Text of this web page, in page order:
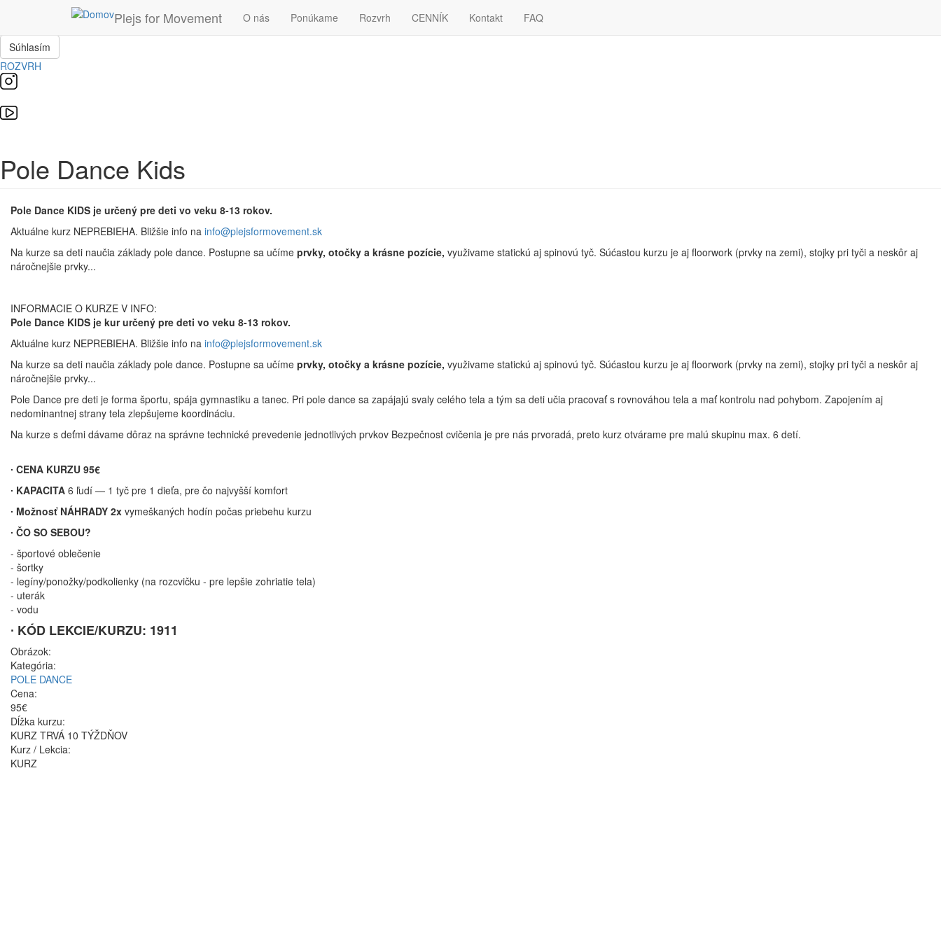
Skočiť na hlavný obsah
Táto stránka používa súbory cookie, ktoré nám pomôžu získať to najlepšie pri návšteve našich webových stránok. Ak súhlasíte, kliknite na tlačidlo "Súhlasím".
Súhlasím
ROZVRH
Plejs for Movement O nás Ponúkame Rozvrh CENNÍK Kontakt FAQ
Pole Dance Kids
Pole Dance KIDS je určený pre deti vo veku 8-13 rokov.
Aktuálne kurz NEPREBIEHA. Bližšie info na info@plejsformovement.sk
Na kurze sa deti naučia základy pole dance. Postupne sa učíme prvky, otočky a krásne pozície, využivame statickú aj spinovú tyč. Súćastou kurzu je aj floorwork (prvky na zemi), stojky pri tyči a neskôr aj
náročnejšie prvky...
INFORMACIE O KURZE V INFO:
Pole Dance KIDS je kur určený pre deti vo veku 8-13 rokov.
Aktuálne kurz NEPREBIEHA. Bližšie info na info@plejsformovement.sk
Na kurze sa deti naučia základy pole dance. Postupne sa učíme prvky, otočky a krásne pozície, využivame statickú aj spinovú tyč. Súćastou kurzu je aj floorwork (prvky na zemi), stojky pri tyči a neskôr aj
náročnejšie prvky...
Pole Dance pre deti je forma športu, spája gymnastiku a tanec. Pri pole dance sa zapájajú svaly celého tela a tým sa deti učia pracovať s rovnováhou tela a mať kontrolu nad pohybom. Zapojením aj
nedominantnej strany tela zlepšujeme koordináciu.
Na kurze s deťmi dávame dôraz na správne technické prevedenie jednotlivých prvkov Bezpečnost cvičenia je pre nás prvoradá, preto kurz otvárame pre malú skupinu max. 6 detí.
∙ CENA KURZU 95€
∙ KAPACITA 6 ľudí — 1 tyč pre 1 dieťa, pre čo najvyšší komfort
∙ Možnosť NÁHRADY 2x vymeškaných hodín počas priebehu kurzu
∙ ČO SO SEBOU?
- športové oblečenie
- šortky
​- legíny/ponožky/podkolienky (na rozcvičku - pre lepšie zohriatie tela)
- uterák
- vodu
∙ KÓD LEKCIE/KURZU: 1911
Obrázok:
Kategória:
POLE DANCE
Cena:
95€
Dĺžka kurzu:
KURZ TRVÁ 10 TÝŽDŇOV
Kurz / Lekcia:
KURZ